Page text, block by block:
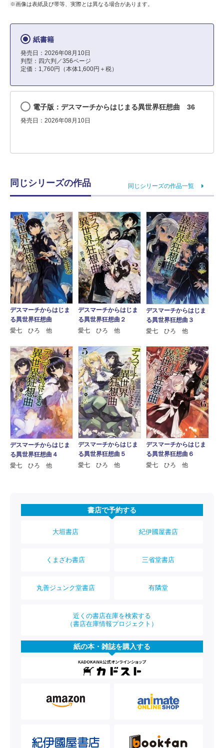
※画像は表紙及び帯等、実際とは異なる場合があります。
紙書籍
発売日：2026年08月10日
判型：四六判／356ページ
定価：1,760円（本体1,600円＋税）
電子版：デスマーチからはじまる異世界狂想曲 36
発売日：2026年08月10日
同じシリーズの作品 同じシリーズの作品一覧
デスマーチからはじま
る異世界狂想曲
愛七 ひろ 他
デスマーチからはじま
る異世界狂想曲２
愛七 ひろ 他
デスマーチからはじま
る異世界狂想曲３
愛七 ひろ 他
デスマーチからはじま
る異世界狂想曲４
愛七 ひろ 他
デスマーチからはじま
る異世界狂想曲５
愛七 ひろ 他
デスマーチからはじま
る異世界狂想曲６
愛七 ひろ 他
書店で予約する
大垣書店 紀伊國屋書店
くまざわ書店 三省堂書店
丸善ジュンク堂書店 有隣堂
近くの書店在庫を検索する
（書店在庫情報プロジェクト）
紙の本・雑誌を購入する